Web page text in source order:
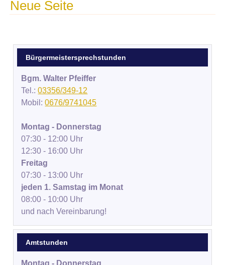
Neue Seite
Bürgermeistersprechstunden
Bgm. Walter Pfeiffer
Tel.:03356/349-12
Mobil:0676/9741045
Montag - Donnerstag
07:30 - 12:00 Uhr
12:30 - 16:00 Uhr
Freitag
07:30 - 13:00 Uhr
jeden 1. Samstag im Monat
08:00 - 10:00 Uhr
und nach Vereinbarung!
Amtstunden
Montag - Donnerstag